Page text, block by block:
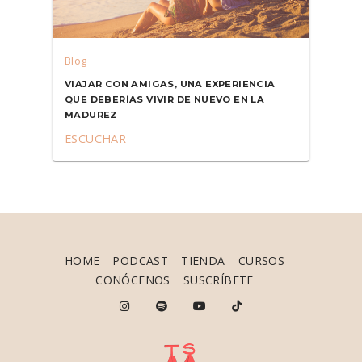
Blog
VIAJAR CON AMIGAS, UNA EXPERIENCIA
QUE DEBERÍAS VIVIR DE NUEVO EN LA
MADUREZ
ESCUCHAR
HOME PODCAST TIENDA
CURSOS
CONÓCENOS
SUSCRÍBETE